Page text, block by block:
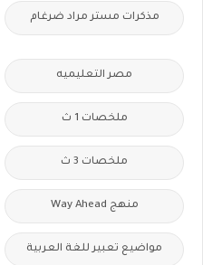
مذكرات مستر مراد ضرغام
مصر التعليميه
ملخصات 1 ث
ملخصات 3 ث
منهج Way Ahead
مواضيع تعبير للغة العربية